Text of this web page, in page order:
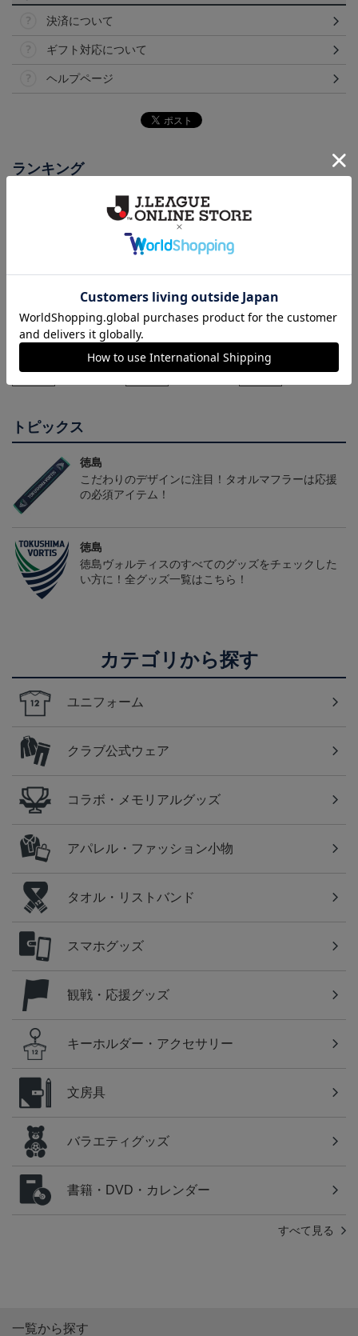
決済について
ギフト対応について
ヘルプページ
ランキング
2026/27オーセンティッ
クユニフォーム(FP1st/半
袖)
22,000円～26,730円
2026/27オーセンティッ
クユニフォーム(FP2nd/半
22,000円～26,730円
NEW ERA スマートパッ
ク
12,100円
トピックス
徳島
こだわりのデザインに注目！タオルマフラーは応援
の必須アイテム！
徳島
徳島ヴォルティスのすべてのグッズをチェックした
い方に！全グッズ一覧はこちら！
カテゴリから探す
ユニフォーム
クラブ公式ウェア
コラボ・メモリアルグッズ
アパレル・ファッション小物
タオル・リストバンド
スマホグッズ
観戦・応援グッズ
キーホルダー・アクセサリー
文房具
バラエティグッズ
書籍・DVD・カレンダー
すべて見る
一覧から探す